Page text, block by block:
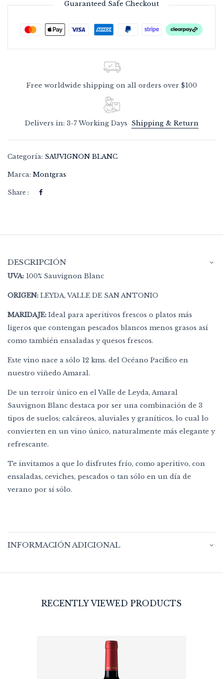
Guaranteed Safe Checkout
Free worldwide shipping on all orders over $100
Delivers in: 3-7 Working Days Shipping & Return
Categoría: SAUVIGNON BLANC
Marca: Montgras
Share :
DESCRIPCIÓN
UVA: 100% Sauvignon Blanc
ORIGEN: LEYDA, VALLE DE SAN ANTONIO
MARIDAJE: Ideal para aperitivos frescos o platos más
ligeros que contengan pescados blancos menos grasos así
como también ensaladas y quesos frescos.
Este vino nace a sólo 12 kms. del Océano Pacífico en
nuestro viñedo Amaral.
De un terroir único en el Valle de Leyda, Amaral
Sauvignon Blanc destaca por ser una combinación de 3
tipos de suelos; calcáreos, aluviales y graníticos, lo cual lo
convierten en un vino único, naturalmente más elegante y
refrescante.
Te invitamos a que lo disfrutes frío, como aperitivo, con
ensaladas, ceviches, pescados o tan sólo en un día de
verano por sí sólo.
INFORMACIÓN ADICIONAL
RECENTLY VIEWED PRODUCTS